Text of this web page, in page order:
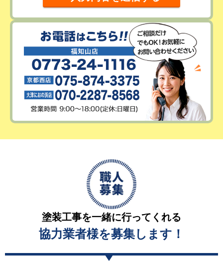
塗装工事を一緒に行ってくれる
協力業者様を募集します！